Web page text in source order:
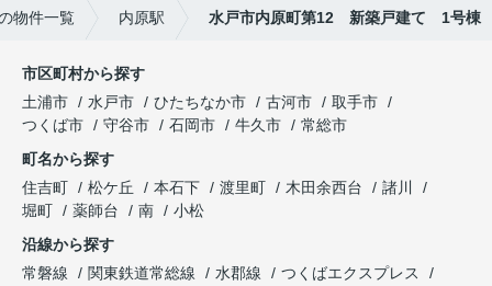
物件一覧 内原駅 水戸市内原町第12 新築戸建て 1号棟
市区町村から探す
土浦市
水戸市 ひたちなか市 古河市
取手市
つくば市
守谷市 石岡市 牛久市
常総市
町名から探す
住吉町
松ケ丘 本石下 渡里町 木田余西台
諸川
堀町
薬師台 南
小松
沿線から探す
常磐線
関東鉄道常総線 水郡線
つくばエクスプレス